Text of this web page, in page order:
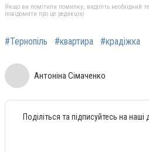
Якщо ви помітили помилку, виділіть необхідний
повідомити про це редакцію
#Тернопіль #квартира #крадіжка
Антоніна Сімаченко
Поділіться та підписуйтесь на